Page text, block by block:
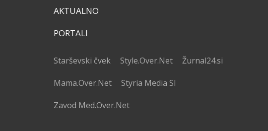
AKTUALNO
PORTALI
Starševski čvek Style.Over.Net Žurnal24.si
Mama.Over.Net Styria Media SI
Zavod Med.Over.Net